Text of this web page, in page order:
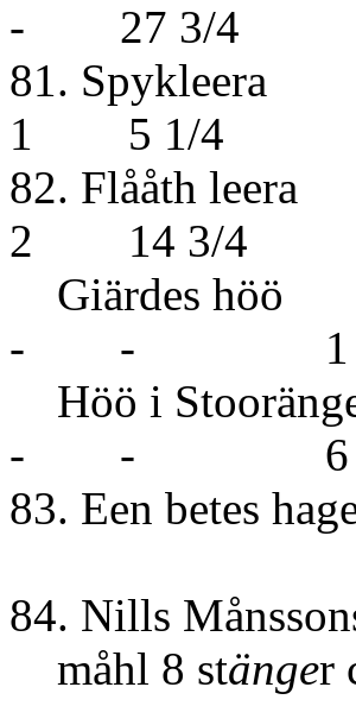
- 27 3/4
81.
1 5 1/4
82.
2 14 3/4
- - 1
Höö i
- - 6
83.
84. Nills
måhl 8 stänger